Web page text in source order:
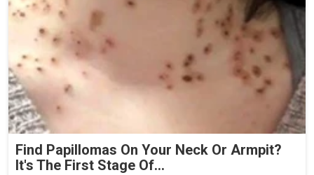
Find Papillomas On Your Neck Or Armpit?
It's The First Stage Of...